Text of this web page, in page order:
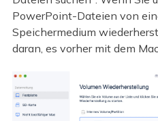
PowerPoint-Dateien von
Speichermedium
daran, es vorher mit dem